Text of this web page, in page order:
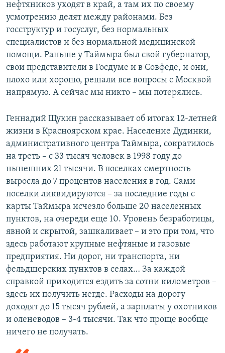
нефтяников уходят в край, а там их по своему
усмотрению делят между районами. Без
госструктур и госуслуг, без нормальных
специалистов и без нормальной медицинской
помощи. Раньше у Таймыра был свой губернатор,
свои представители в Госдуме и в Совфеде, и они,
плохо или хорошо, решали все вопросы с Москвой
напрямую. А сейчас мы никто – мы потерялись.
Геннадий Щукин рассказывает об итогах 12-летней
жизни в Красноярском крае. Население Дудинки,
административного центра Таймыра, сократилось
на треть – с 33 тысяч человек в 1998 году до
нынешних 21 тысячи. В поселках смертность
выросла до 7 процентов населения в год. Сами
поселки ликвидируются – за последние годы с
карты Таймыра исчезло больше 20 населенных
пунктов, на очереди еще 10. Уровень безработицы,
явной и скрытой, зашкаливает – и это при том, что
здесь работают крупные нефтяные и газовые
предприятия. Ни дорог, ни транспорта, ни
фельдшерских пунктов в селах… За каждой
справкой приходится ездить за сотни километров –
здесь их получить негде. Расходы на дорогу
доходят до 15 тысяч рублей, а зарплаты у охотников
и оленеводов – 3-4 тысячи. Так что проще вообще
ничего не получать.